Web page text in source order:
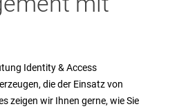
Identity & Access
die der Einsatz von
zeigen wir Ihnen gerne, wie Sie